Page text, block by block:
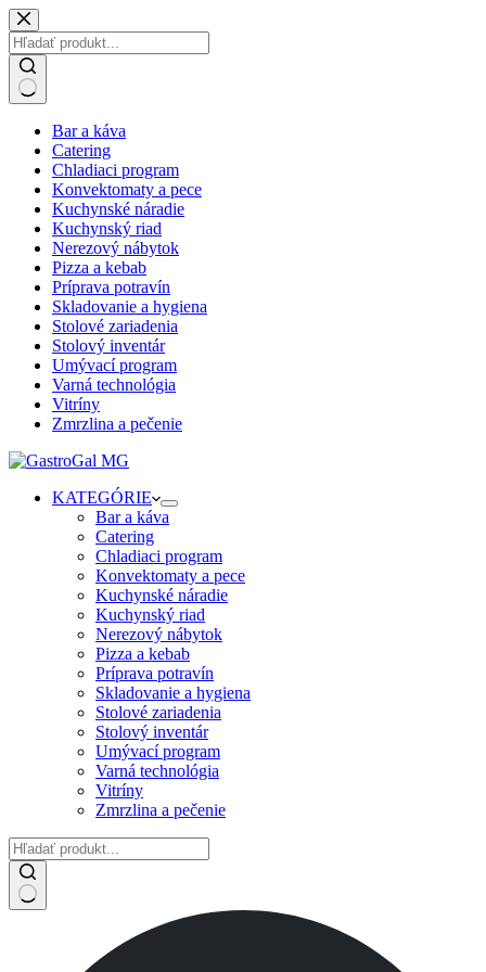
Skip
to
content
results Bar a káva
Catering
Chladiaci program
Konvektomaty a pece
Kuchynské náradie
Kuchynský riad
Nerezový nábytok
Pizza a kebab
Príprava potravín
Skladovanie a hygiena
Stolové zariadenia
Stolový inventár
Umývací program
Varná technológia
Vitríny
Zmrzlina a pečenie
KATEGÓRIE
Bar a káva
Catering
Chladiaci program
Konvektomaty a pece
Kuchynské náradie
Kuchynský riad
Nerezový nábytok
Pizza a kebab
Príprava potravín
Skladovanie a hygiena
Stolové zariadenia
Stolový inventár
Umývací program
Varná technológia
Vitríny
Zmrzlina a pečenie